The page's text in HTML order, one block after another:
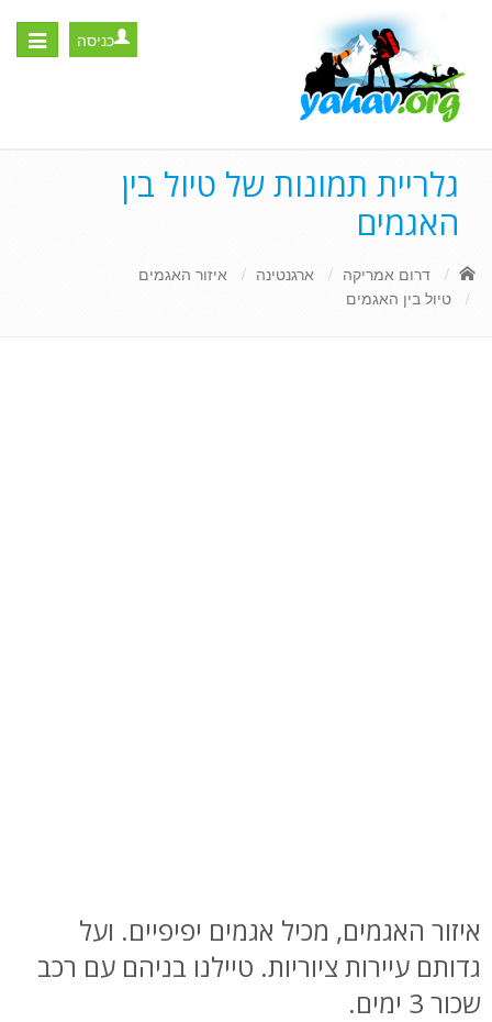
Toggle
כניסה
גלריית תמונות של טיול בין
האגמים
דרום אמריקה ארגנטינה
איזור האגמים
טיול בין האגמים
איזור האגמים, מכיל אגמים יפיפיים. ועל
גדותם עיירות ציוריות. טיילנו בניהם עם רכב
שכור 3 ימים.